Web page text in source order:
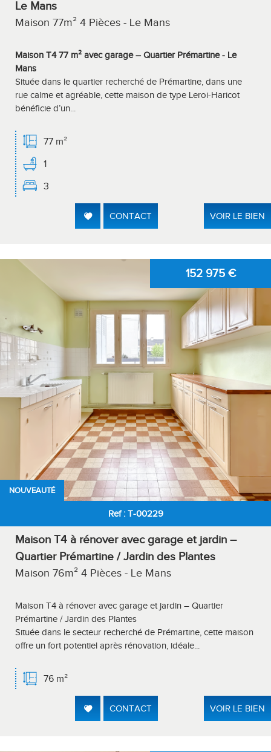
Le Mans
Maison 77m² 4 Pièces - Le Mans
Maison T4 77 m² avec garage – Quartier Prémartine - Le
Mans
Située dans le quartier recherché de Prémartine, dans une
rue calme et agréable, cette maison de type Leroi-Haricot
bénéficie d’un...
77 m²
1
3
CONTACT VOIR LE BIEN
NOUVEAUTÉ
152 975 €
Ref : T-00229
Maison T4 à rénover avec garage et jardin –
Quartier Prémartine / Jardin des Plantes
Maison 76m² 4 Pièces - Le Mans
Maison T4 à rénover avec garage et jardin – Quartier
Prémartine / Jardin des Plantes
Située dans le secteur recherché de Prémartine, cette maison
offre un fort potentiel après rénovation, idéale...
76 m²
CONTACT VOIR LE BIEN